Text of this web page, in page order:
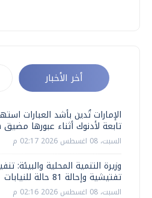
أخر الأخبار
الإمارات تُدين بأشد العبارات
تابعة لأدنوك أثناء عبورها
السبت، 08 اغسطس 2026 02:17 م
تفتيشية وإحالة 81 حالة للنيابات
السبت، 08 اغسطس 2026 02:16 م